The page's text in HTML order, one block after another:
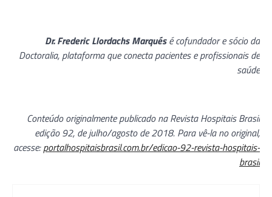
Dr. Frederic Llordachs Marquésé cofundador e sócio da
Doctoralia, plataforma que conecta pacientes e profissionais de
saúde
Conteúdo originalmente publicado na Revista Hospitais Brasil
edição 92, de julho/agosto de 2018. Para vê-la no original,
acesse:portalhospitaisbrasil.com.br/edicao-92-revista-hospitais-
brasil